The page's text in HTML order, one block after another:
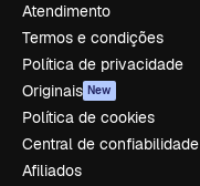
Atendimento
Termos e condições
Política de privacidade
Originais New
Política de cookies
Central de confiabilidade
Afiliados